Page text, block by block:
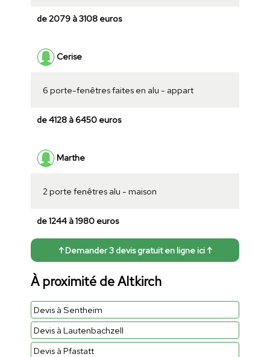
de 2079 à 3108 euros
Cerise
6 porte-fenêtres faites en alu - appart
de 4128 à 6450 euros
Marthe
2 porte fenêtres alu - maison
de 1244 à 1980 euros
↑ Demander 3 devis gratuit en ligne ici ↑
À proximité de Altkirch
Devis à Sentheim
Devis à Lautenbachzell
Devis à Pfastatt